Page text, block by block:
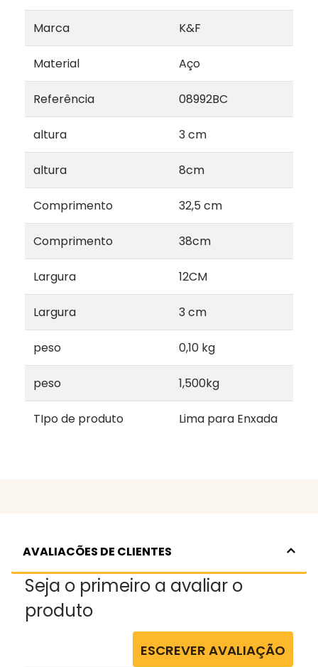
Marca K&F
Material Aço
Referência 08992BC
altura 3 cm
altura 8cm
Comprimento 32,5 cm
Comprimento 38cm
Largura 12CM
Largura 3 cm
peso 0,10 kg
peso 1,500kg
TIpo de produto Lima para Enxada
AVALIACÕES DE CLIENTES
Seja o primeiro a avaliar o
produto
ESCREVER AVALIAÇÃO